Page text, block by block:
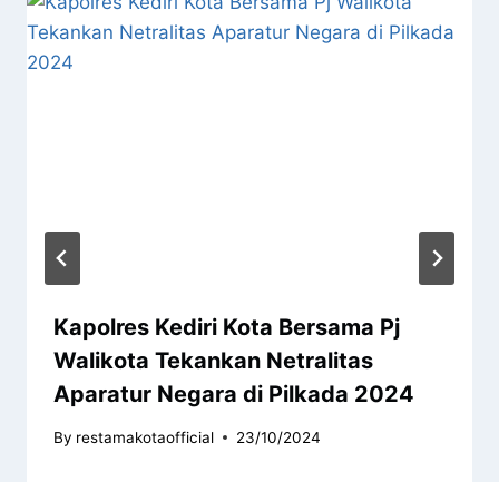
Kapolres Kediri Kota Bersama Pj
Walikota Tekankan Netralitas
Aparatur Negara di Pilkada 2024
By restamakotaofficial 23/10/2024